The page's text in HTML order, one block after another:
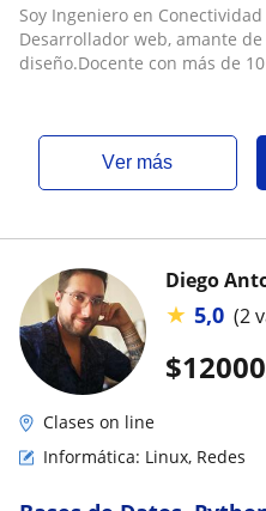
Soy Ingeniero en
Desarrollador web, amante
diseño.Docente con más de
ver más
$12000
Diego
★ 5,0 (2
Clases on line
Informática: Linux, Redes